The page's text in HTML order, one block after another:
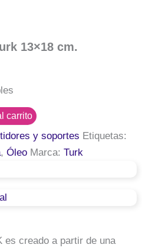
13×18 cm.
carrito
y soportes Etiquetas:
,Óleo Marca:Turk
es creado a partir de una